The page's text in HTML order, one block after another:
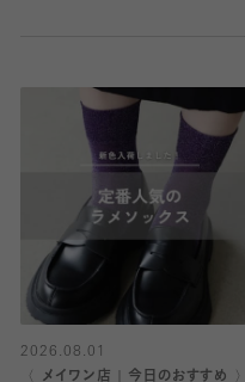
2026.08.01
〈 メイワン店｜今日のおすすめ 〉